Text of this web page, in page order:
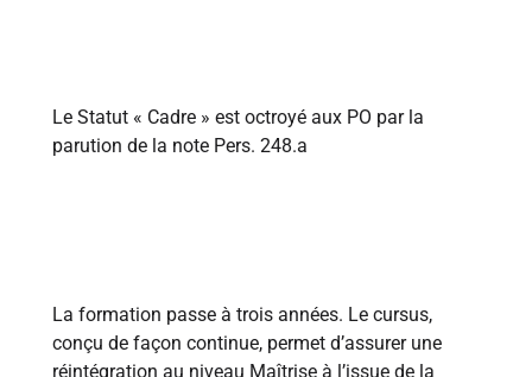
Le Statut « Cadre » est octroyé aux PO par la
parution de la note Pers. 248.a
La formation passe à trois années. Le cursus,
conçu de façon continue, permet d’assurer une
réintégration au niveau Maîtrise à l’issue de la